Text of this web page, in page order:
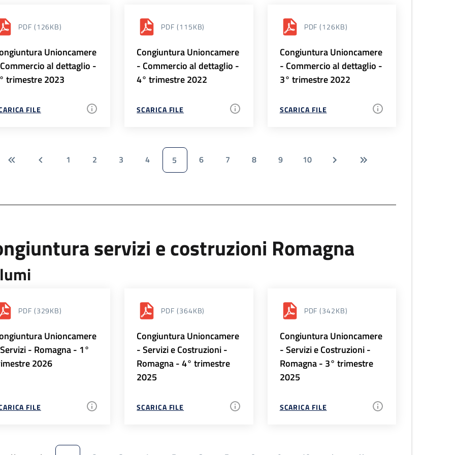
PDF (126KB)
Unioncamere
al dettaglio -
trimestre 2023
FILE
PDF (115KB)
Congiuntura Unioncamere
- Commercio al dettaglio -
4° trimestre 2022
SCARICA FILE
PDF (126KB)
Congiuntura Unioncamere
- Commercio al dettaglio -
3° trimestre 2022
SCARICA FILE
1 2 3 4 5 6 7 8 9 10
servizi e costruzioni Romagna
PDF (329KB)
Unioncamere
- Romagna - 1°
2026
FILE
PDF (364KB)
Congiuntura Unioncamere
- Servizi e Costruzioni -
Romagna - 4° trimestre
2025
SCARICA FILE
PDF (342KB)
Congiuntura Unioncamere
- Servizi e Costruzioni -
Romagna - 3° trimestre
2025
SCARICA FILE